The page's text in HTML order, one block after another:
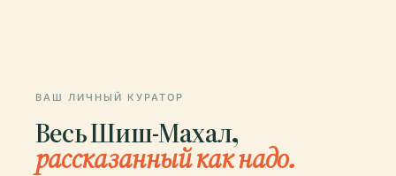
ВАШ ЛИЧНЫЙ КУРАТОР
Весь Шиш-Махал,
рассказанный как надо.